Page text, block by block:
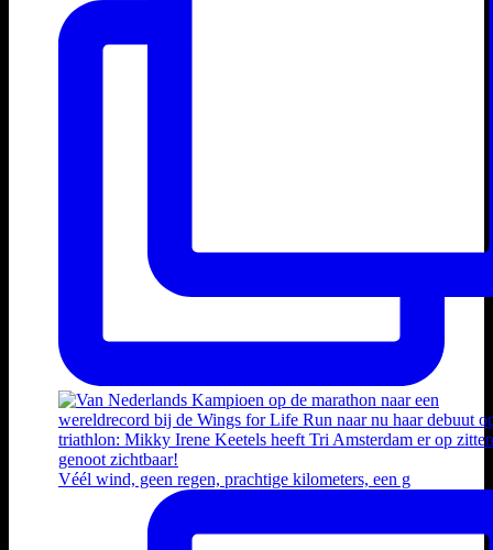
Véél wind, geen regen, prachtige kilometers, een g